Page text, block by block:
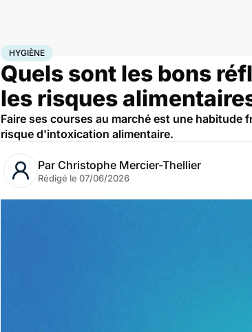
AccueilSantéHygiène
HYGIÈNE
Quels sont les bons
les risques
Faire ses courses au marché est une
risque d'intoxication alimentaire.
Par Christophe Mercier-Thellier
Rédigé le 07/06/2026